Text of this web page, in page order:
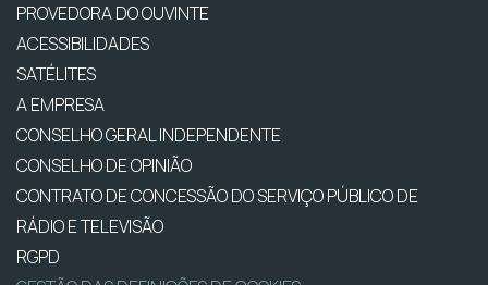
PROVEDORA DO OUVINTE
ACESSIBILIDADES
SATÉLITES
A EMPRESA
CONSELHO GERAL INDEPENDENTE
CONSELHO DE OPINIÃO
CONTRATO DE CONCESSÃO DO SERVIÇO PÚBLICO DE
RÁDIO E TELEVISÃO
RGPD